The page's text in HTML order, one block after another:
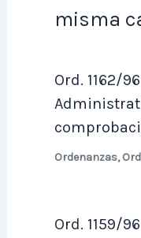
misma
Ord. 1162/
Ordenanzas,
Ord. 1159/